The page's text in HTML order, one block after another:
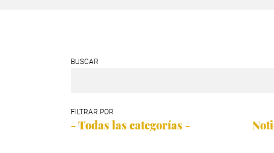
BUSCAR
FILTRAR POR
- Todas las categorías -